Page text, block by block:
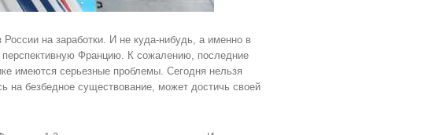
на заработки. И не куда-нибудь, а именно в
Францию. К сожалению, последние
имеются серьезные проблемы. Сегодня нельзя
на безбедное существование, может достичь своей